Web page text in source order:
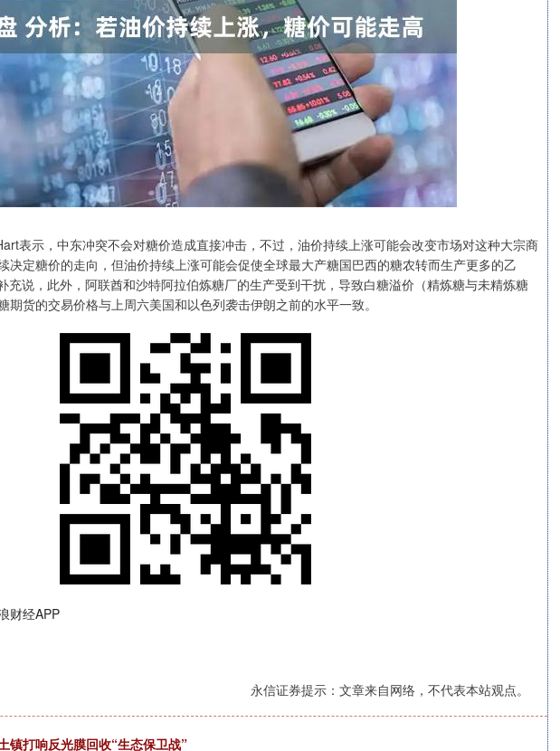
示，中东冲突不会对糖价造成直接冲击，不过，油价持续上涨可能会改变市场对这种大宗商
决定糖价的走向，但油价持续上涨可能会促使全球最大产糖国巴西的糖农转而生产更多的乙
充说，此外，阿联酋和沙特阿拉伯炼糖厂的生产受到干扰，导致白糖溢价（精炼糖与未精炼糖
期货的交易价格与上周六美国和以色列袭击伊朗之前的水平一致。
财经APP
永信证券提示：文章来自网络，不代表本站观点。
镇打响反光膜回收“生态保卫战”